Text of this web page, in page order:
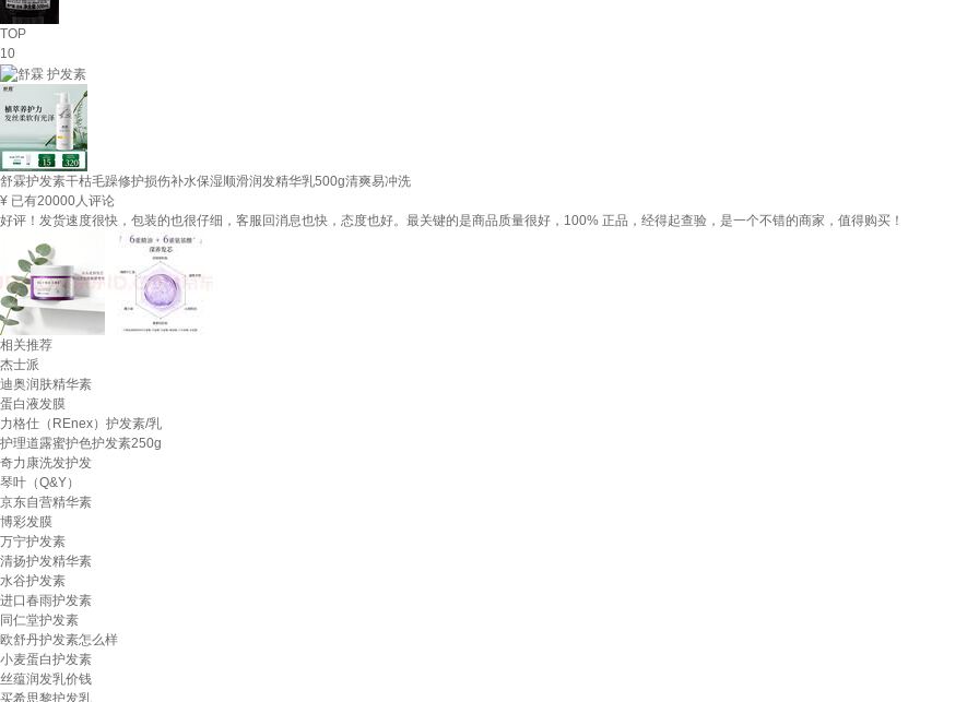
TOP
10
舒霖护发素干枯毛躁修护损伤补水保湿顺滑润发精华乳500g清爽易冲洗
¥ 已有20000人评论
好评！发货速度很快，包装的也很仔细，客服回消息也快，态度也好。最关键的是商品质量很好，100% 正品，经得起查验，是一个不错的商家，值得购买！
相关推荐
杰士派
迪奥润肤精华素
蛋白液发膜
力格仕（REnex）护发素/乳
护理道露蜜护色护发素250g
奇力康洗发护发
琴叶（Q&Y）
京东自营精华素
博彩发膜
万宁护发素
清扬护发精华素
水谷护发素
进口春雨护发素
同仁堂护发素
欧舒丹护发素怎么样
小麦蛋白护发素
丝蕴润发乳价钱